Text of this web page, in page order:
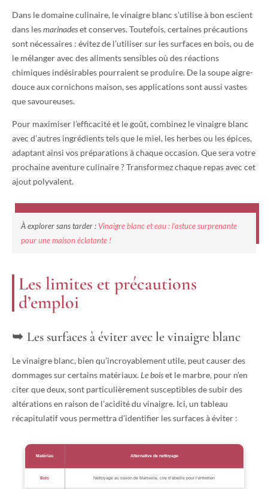
Dans le domaine culinaire, le vinaigre blanc s’utilise à bon escient
dans lesmarinadeset conserves. Toutefois, certaines précautions
sont nécessaires : évitez de l’utiliser sur les surfaces en bois, ou de
le mélanger avec des aliments sensibles où des réactions
chimiques indésirables pourraient se produire. De la soupe aigre-
douce aux cornichons maison, ses applications sont aussi vastes
que savoureuses.
Pour maximiser l’efficacité et le goût, combinez le vinaigre blanc
avec d’autres ingrédients tels que le miel, les herbes ou les épices,
adaptant ainsi vos préparations à chaque occasion. Que sera votre
prochaine aventure culinaire ? Transformez chaque repas avec cet
ajout polyvalent.
À explorer sans tarder : Vinaigre blanc et eau : l’astuce surprenante
pour une maison éclatante !
Les limites et précautions
d’emploi
Les surfaces à éviter avec le vinaigre blanc
Le vinaigre blanc, bien qu’incroyablement utile, peut causer des
dommages sur certains matériaux.Le boiset le marbre, pour n’en
citer que deux, sont particulièrement susceptibles de subir des
altérations en raison de l’acidité du vinaigre. Ici, un tableau
récapitulatif vous permettra d’identifier les surfaces à éviter :
Matériau Alternative de nettoyage
Bois Nettoyage au savon de Marseille, cire d’abeille pour l’entretien